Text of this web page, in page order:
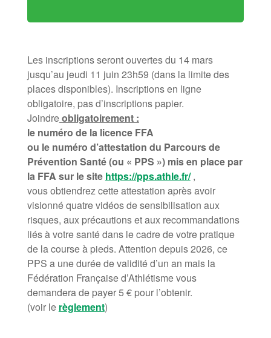
Les inscriptions seront ouvertes du 14 mars
jusqu’au jeudi 11 juin 23h59 (dans la limite des
places disponibles). Inscriptions en ligne
obligatoire, pas d’inscriptions papier.
Joindreobligatoirement :
le numéro de la licence FFA
ou le numéro d’attestation du Parcours de
Prévention Santé (ou « PPS ») mis en place par
la FFA sur le site https://pps.athle.fr/,
vous obtiendrez cette attestation après avoir
visionné quatre vidéos de sensibilisation aux
risques, aux précautions et aux recommandations
liés à votre santé dans le cadre de votre pratique
de la course à pieds. Attention depuis 2026, ce
PPS a une durée de validité d’un an mais la
Fédération Française d’Athlétisme vous
demandera de payer 5 € pour l’obtenir.
(voir le règlement)